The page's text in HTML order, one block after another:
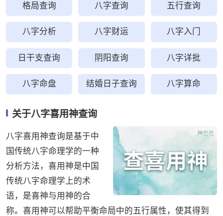
格局查询 八字查询 五行查询
八字分析 八字财运 八字入门
日干支查询 阴阳查询 八字详批
八字命盘 结婚日子查询 八字算命
关于八字喜用神查询
八字喜用神查询是基于中
国传统八字命理学的一种
分析方法，喜用神是中国
传统八字命理学上的术
语，是喜神与用神的合
称。喜用神可以帮助平衡命局中的五行属性，使其得到